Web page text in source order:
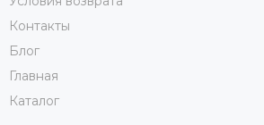
Контакты
Блог
Главная
Каталог